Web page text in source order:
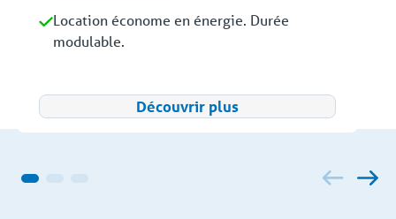
Location économe en énergie. Durée
modulable.
Découvrir plus